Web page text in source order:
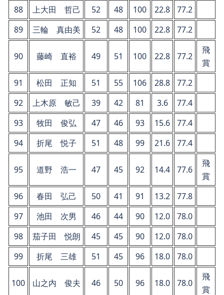
88
上大田 哲己 52 48 100 22.8
77.2
89
三輪 真由美 52 48 100 22.8 77.2
90 藤崎 直裕 49 51 100 22.8 77.2
飛
賞
91
松田 正知 51 55 106 28.8
77.2
92
上木原 敏己 39 42 81 3.6
77.4
93
牧田 俊弘 47 46 93 15.6
77.4
94
折尾 悦子 51 48 99 21.6 77.4
95 道野 浩一 47 45 92 14.4 77.6
飛
賞
96
春田 弘己 50 41 91 13.2
77.8
97
池田 次男 46 44 90 12.0
78.0
98
茄子田 悦朗 45 45 90 12.0
78.0
99
折尾 三雄 51 45 96 18.0 78.0
100 山之内 俊夫 46 50 96 18.0 78.0
飛
賞